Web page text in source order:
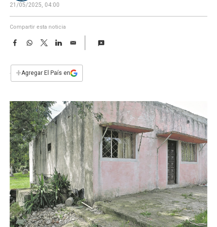
21/05/2025, 04:00
Compartir esta noticia
F
e
b
k
W
s
p
T
w
t
L
n
E
i
l
+Agregar El País en